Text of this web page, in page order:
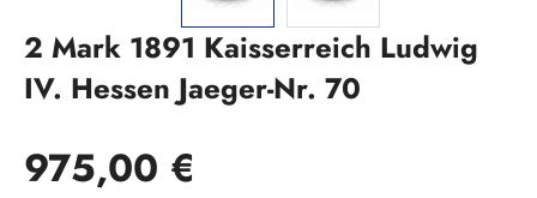
2 Mark 1891 Kaisserreich Ludwig
IV. Hessen Jaeger-Nr. 70
Regulärer Preis:
975,00 €